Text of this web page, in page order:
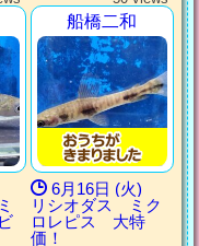
船橋二和
6月16日 (火)
リシオダス ミク
ロレピス 大特
価！